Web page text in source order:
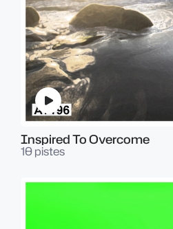
Inspired To Overcome
10 pistes